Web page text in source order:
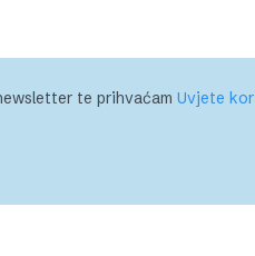
te prihvaćam Uvjete